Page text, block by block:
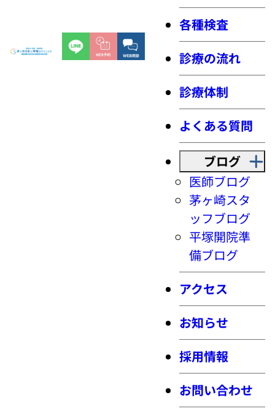
各種検査
診療の流れ
診療体制
よくある質問
ブログ
医師ブログ
茅ヶ崎スタ
ッフブログ
平塚開院準
備ブログ
アクセス
お知らせ
採用情報
お問い合わせ